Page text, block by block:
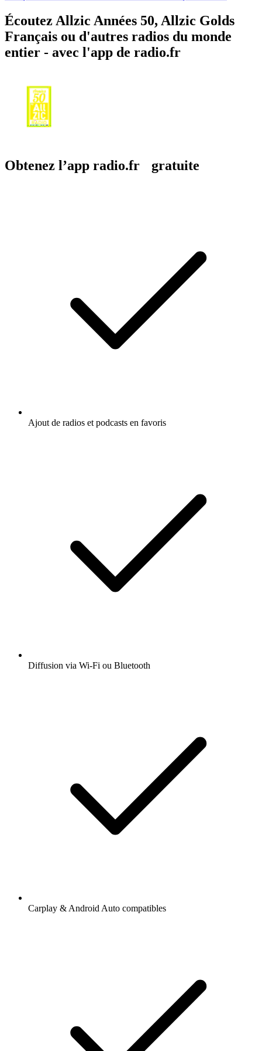
Écoutez Allzic Années 50, Allzic Golds
Français ou d'autres radios du monde
entier - avec l'app de radio.fr
Obtenez l’app radio.fr gratuite
Ajout de radios et podcasts en favoris
Diffusion via Wi-Fi ou Bluetooth
Carplay & Android Auto compatibles